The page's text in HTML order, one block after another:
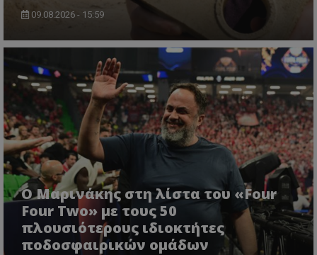
09.08.2026 - 15:59
Ο Μαρινάκης στη λίστα του «Four
Four Two» με τους 50
πλουσιότερους ιδιοκτήτες
ποδοσφαιρικών ομάδων